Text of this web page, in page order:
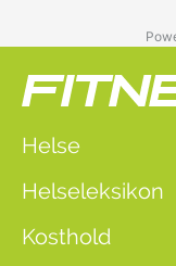
Helse
Helseleksikon
Kosthold